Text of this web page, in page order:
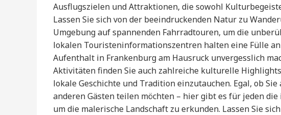
Ausflugszielen und Attraktionen, die sowohl
Lassen Sie sich von der beeindruckenden Natur zu
Umgebung auf spannenden Fahrradtouren, um die
lokalen Touristeninformationszentren halten eine Fülle
Aufenthalt in Frankenburg am Hausruck unvergesslich
Aktivitäten finden Sie auch zahlreiche kulturelle
lokale Geschichte und Tradition einzutauchen. Egal, ob
anderen Gästen teilen möchten – hier gibt es für jeden
um die malerische Landschaft zu erkunden. Lassen Sie